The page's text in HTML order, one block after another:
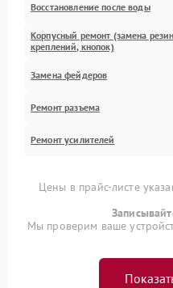
Восстановление после воды
Корпусный ремонт (замена
креплений, кнопок)
Замена фейдеров
Ремонт разъема
Ремонт усилителей
Цены в прайс-листе
Мы проверим ваше